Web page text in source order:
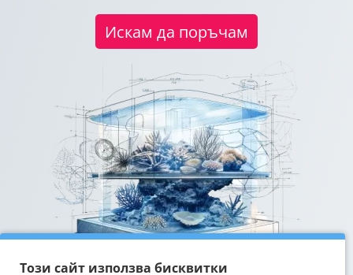
Искам да поръчам
Този сайт използва бисквитки